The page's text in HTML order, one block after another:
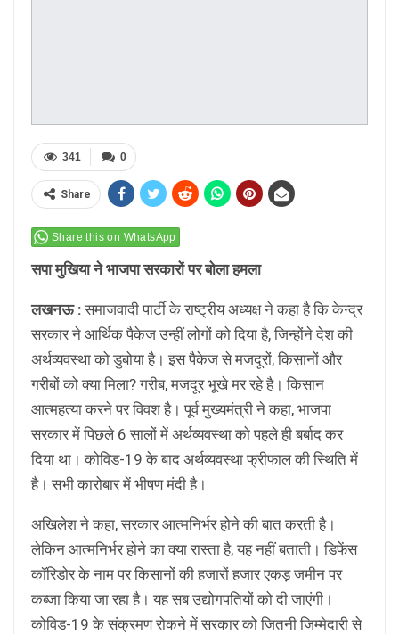
0
341
Share
Share this on WhatsApp
सपा मुखिया ने भाजपा सरकारों पर बोला हमला
लखनऊ :समाजवादी पार्टी के राष्ट्रीय अध्यक्ष ने कहा है कि केन्द्र
सरकार ने आर्थिक पैकेज उन्हीं लोगों को दिया है, जिन्होंने देश की
अर्थव्यवस्था को डुबोया है। इस पैकेज से मजदूरों, किसानों और
गरीबों को क्या मिला? गरीब, मजदूर भूखे मर रहे है। किसान
आत्महत्या करने पर विवश है। पूर्व मुख्यमंत्री ने कहा, भाजपा
सरकार में पिछले 6 सालों में अर्थव्यवस्था को पहले ही बर्बाद कर
दिया था। कोविड-19 के बाद अर्थव्यवस्था फ्रीफाल की स्थिति में
है। सभी कारोबार में भीषण मंदी है।
अखिलेश ने कहा, सरकार आत्मनिर्भर होने की बात करती है।
लेकिन आत्मनिर्भर होने का क्या रास्ता है, यह नहीं बताती। डिफेंस
कॉरिडोर के नाम पर किसानों की हजारों हजार एकड़ जमीन पर
कब्जा किया जा रहा है। यह सब उद्योगपतियों को दी जाएंगी।
कोविड-19 के संक्रमण रोकने में सरकार को जितनी जिम्मेदारी से